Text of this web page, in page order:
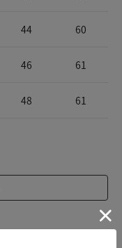
44 60
46 61
48 61